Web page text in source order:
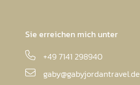
Sie erreichen mich unter
+49 7141 298940
gaby@gabyjordantravel.de